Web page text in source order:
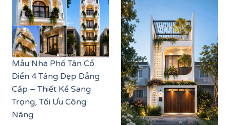
Mẫu Nhà Phố Tân Cổ
Điển 4 Tầng Đẹp Đẳng
Cấp – Thiết Kế Sang
Trọng, Tối Ưu Công
Năng